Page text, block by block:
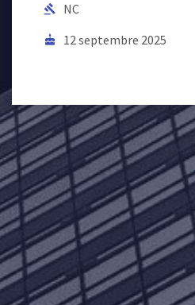
gavel NC
cake 12 septembre 2025